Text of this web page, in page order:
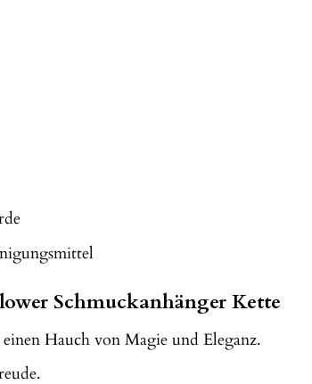
Schmuckanhänger Kette
Hauch von Magie und Eleganz.